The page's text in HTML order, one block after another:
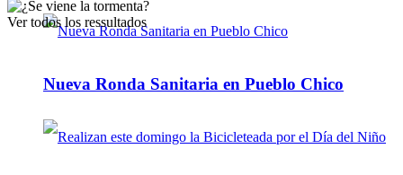
Nueva Ronda Sanitaria en Pueblo Chico
Ver todos los ressultados